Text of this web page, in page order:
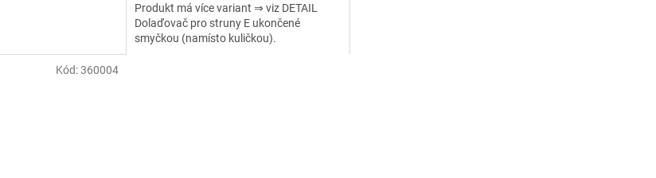
Produkt má více variant ⇒ viz DETAIL
Dolaďovač pro struny E ukončené
smyčkou (namísto kuličkou).
Kód:360004